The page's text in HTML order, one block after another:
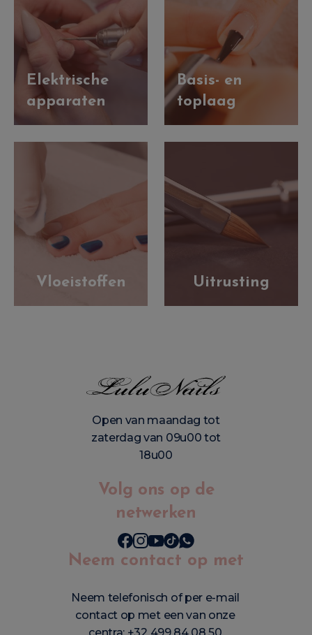
Elektrische
apparaten
Basis- en
toplaag
Vloeistoffen Uitrusting
Open van maandag tot
zaterdag van 09u00 tot
18u00
Volg ons op de
netwerken
Neem contact op met
Neem telefonisch of per e-mail
contact op met een van onze